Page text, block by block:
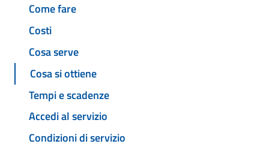
Come fare
Costi
Cosa serve
Cosa si ottiene
Tempi e scadenze
Accedi al servizio
Condizioni di servizio